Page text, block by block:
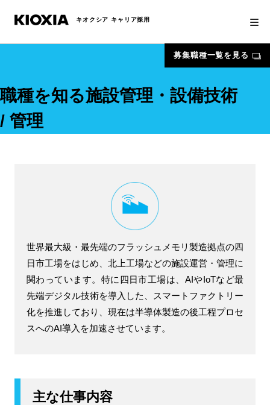
キオクシア キャリア採用
募集職種一覧を見る
職種を知る施設管理・設備技術
/ 管理
世界最大級・最先端のフラッシュメモリ製造拠点の四
日市工場をはじめ、北上工場などの施設運営・管理に
関わっています。特に四日市工場は、AIやIoTなど最
先端デジタル技術を導入した、スマートファクトリー
化を推進しており、現在は半導体製造の後工程プロセ
スへのAI導入を加速させています。
主な仕事内容